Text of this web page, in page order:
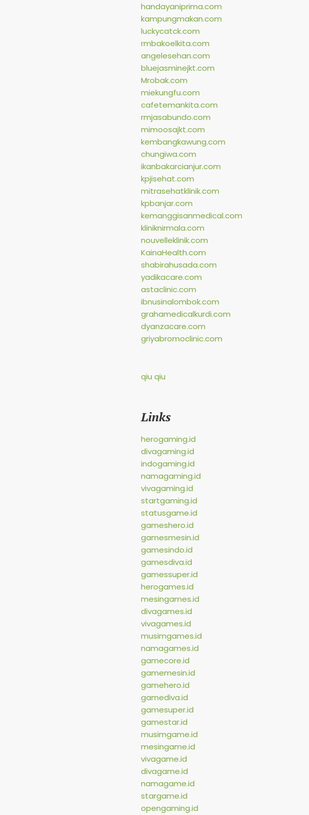
handayaniprima.com
kampungmakan.com
luckycatck.com
rmbakoelkita.com
angelesehan.com
bluejasminejkt.com
Mrobak.com
miekungfu.com
cafetemankita.com
rmjasabundo.com
mimoosajkt.com
kembangkawung.com
chungiwa.com
ikanbakarcianjur.com
kpjisehat.com
mitrasehatklinik.com
kpbanjar.com
kemanggisanmedical.com
kliniknirmala.com
nouvelleklinik.com
KainaHealth.com
shabirahusada.com
yadikacare.com
astaclinic.com
ibnusinalombok.com
grahamedicalkurdi.com
dyanzacare.com
griyabromoclinic.com
qiu qiu
Links
herogaming.id
divagaming.id
indogaming.id
namagaming.id
vivagaming.id
startgaming.id
statusgame.id
gameshero.id
gamesmesin.id
gamesindo.id
gamesdiva.id
gamessuper.id
herogames.id
mesingames.id
divagames.id
vivagames.id
musimgames.id
namagames.id
gamecore.id
gamemesin.id
gamehero.id
gamediva.id
gamesuper.id
gamestar.id
musimgame.id
mesingame.id
vivagame.id
divagame.id
namagame.id
stargame.id
opengaming.id